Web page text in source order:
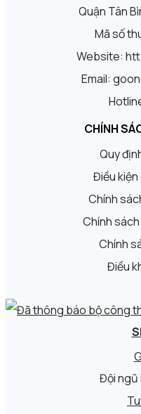
Quận Tân
Mã số
Website:
Email:
CHÍNH
Quy
Điều
Chính
Chính
Chính
Điều
Đội ngũ